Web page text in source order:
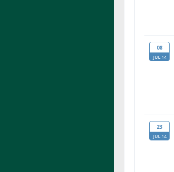
08
JUL 14
23
JUL 14